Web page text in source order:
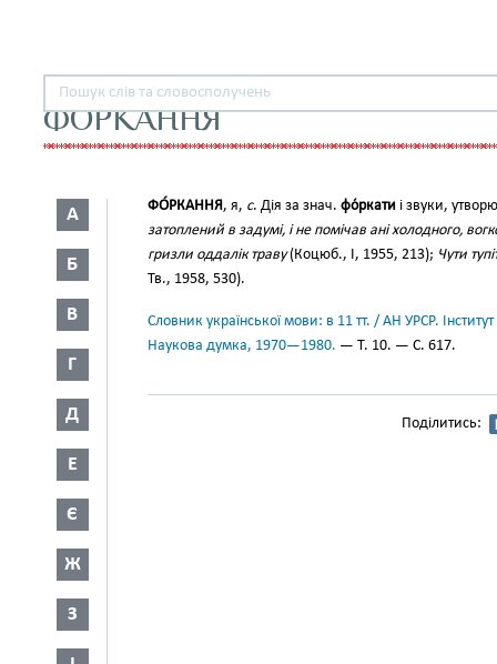
ФОРКАННЯ
А
Б
В
Г
Д
Е
Є
Ж
З
ФО́РКАННЯ, я, с. Дія за знач. фо́ркати і звуки,
затоплений в задумі, і не помічав ані холодного,
гризли оддалік траву(Коцюб., І, 1955, 213); Чути
Тв., 1958, 530).
Словник української мови: в 11 тт. / АН УРСР.
Наукова думка, 1970—1980. — Т. 10. — С. 617.
Поділитись: